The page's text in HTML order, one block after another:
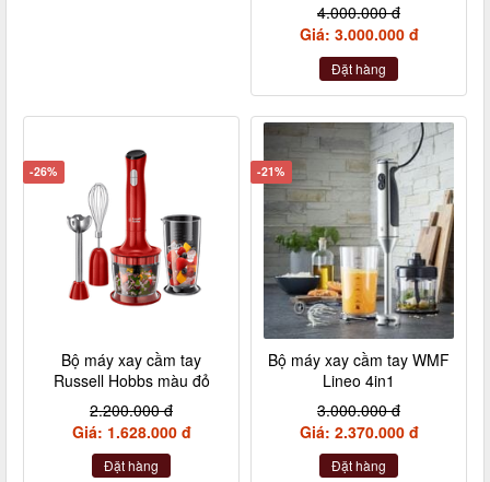
4.000.000 đ
Giá: 3.000.000 đ
Đặt hàng
-26%
Bộ máy xay cầm tay
Russell Hobbs màu đỏ
2.200.000 đ
Giá: 1.628.000 đ
Đặt hàng
-21%
Bộ máy xay cầm tay WMF
Lineo 4in1
3.000.000 đ
Giá: 2.370.000 đ
Đặt hàng